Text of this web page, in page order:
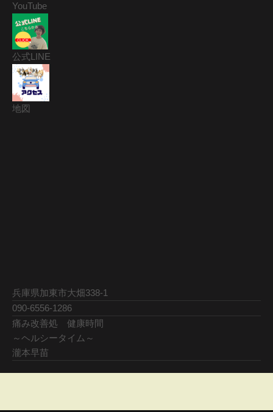
YouTube
公式LINE
地図
兵庫県加東市大畑338-1
090-6556-1286
痛み改善処 健康時間
～ヘルシータイム～
瀧本早苗